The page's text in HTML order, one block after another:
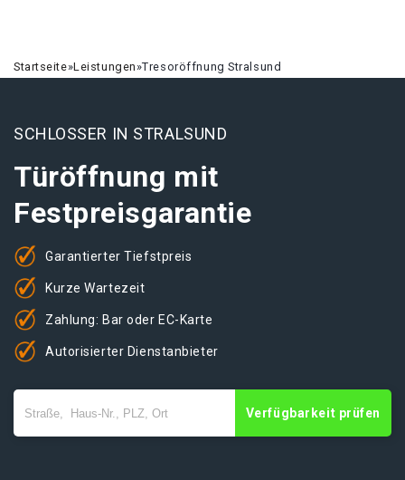
Startseite»Leistungen»Tresoröffnung Stralsund
SCHLOSSER IN STRALSUND
Türöffnung mit
Festpreisgarantie
Garantierter Tiefstpreis
Kurze Wartezeit
Zahlung: Bar oder EC-Karte
Autorisierter Dienstanbieter
Verfügbarkeit prüfen